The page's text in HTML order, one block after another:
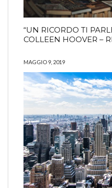
“UN RICORDO TI
COLLEEN HOOVER –
MAGGIO 9, 2019